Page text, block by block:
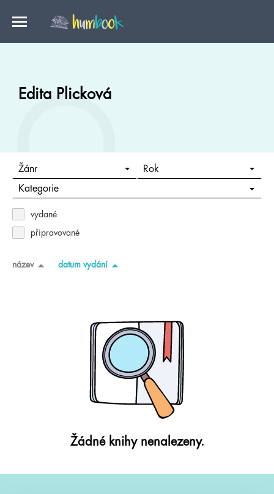
Edita Plicková
Žánr Rok
Kategorie
vydané
připravované
název datum vydání
Žádné knihy nenalezeny.